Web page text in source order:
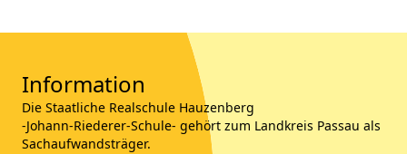
Information
Die Staatliche Realschule Hauzenberg
-Johann-Riederer-Schule- gehört zum Landkreis Passau als
Sachaufwandsträger.